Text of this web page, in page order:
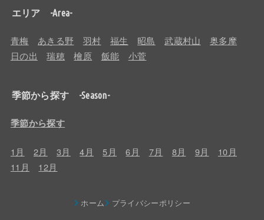
エリア -Area-
青梅 あきる野 羽村 福生 昭島 武蔵村山
奥多摩
日の出
瑞穂 檜原 飯能 小菅
季節から探す -Season-
季節から探す
1月 2月 3月 4月 5月 6月 7月 8月 9月
10月
11月
12月
ホーム
プライバシーポリシー